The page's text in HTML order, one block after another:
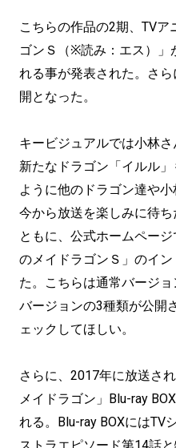
こちらの作品の2期、TV
ゴンＳ（※読み：エス）」
れる事が発表された。さ
開となった。
キービジュアルでは小林さ
新たなドラゴン「イルル
ように他のドラゴン達や小
今から放送を楽しみに待
ともに、公式ホームペー
のメイドラゴンＳ」のイ
た。こちらは通常バージ
バージョンの3種類が公開
ェックしてほしい。
さらに、2017年に放送さ
メイドラゴン」Blu-ray
れる。Blu-ray BOXにはTV